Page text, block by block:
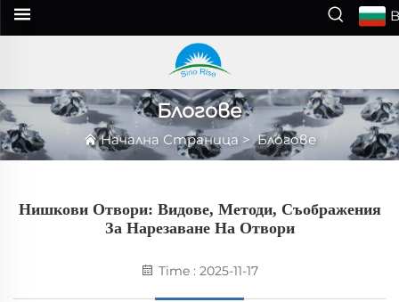
Блогове
Начална Страница>Блогове
Нишкови Отвори: Видове, Методи, Съображения
За Нарезаване На Отвори
Time : 2025-11-17